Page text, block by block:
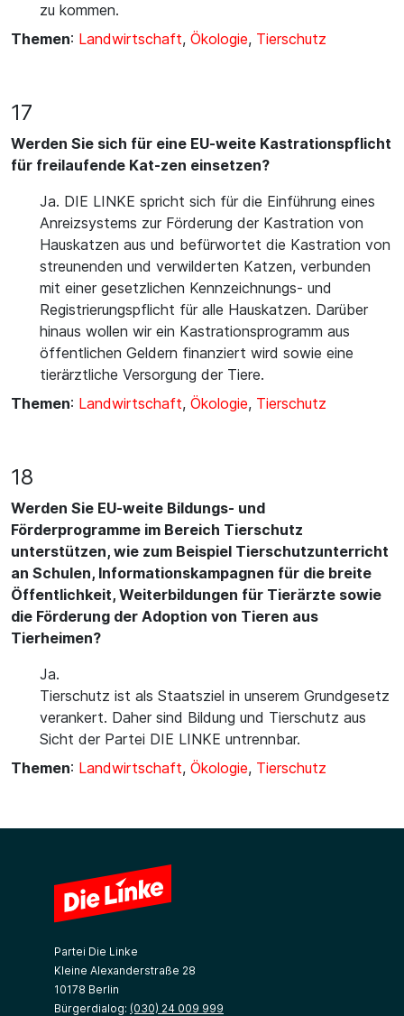
zu kommen.
Themen: Landwirtschaft, Ökologie, Tierschutz
17
Werden Sie sich für eine EU-weite Kastrationspflicht
für freilaufende Kat-zen einsetzen?
Ja. DIE LINKE spricht sich für die Einführung eines
Anreizsystems zur Förderung der Kastration von
Hauskatzen aus und befürwortet die Kastration von
streunenden und verwilderten Katzen, verbunden
mit einer gesetzlichen Kennzeichnungs- und
Registrierungspflicht für alle Hauskatzen. Darüber
hinaus wollen wir ein Kastrationsprogramm aus
öffentlichen Geldern finanziert wird sowie eine
tierärztliche Versorgung der Tiere.
Themen: Landwirtschaft, Ökologie, Tierschutz
18
Werden Sie EU-weite Bildungs- und
Förderprogramme im Bereich Tierschutz
unterstützen, wie zum Beispiel Tierschutzunterricht
an Schulen, Informationskampagnen für die breite
Öffentlichkeit, Weiterbildungen für Tierärzte sowie
die Förderung der Adoption von Tieren aus
Tierheimen?
Ja.
Tierschutz ist als Staatsziel in unserem Grundgesetz
verankert. Daher sind Bildung und Tierschutz aus
Sicht der Partei DIE LINKE untrennbar.
Themen: Landwirtschaft, Ökologie, Tierschutz
Partei Die Linke
Kleine Alexanderstraße 28
10178 Berlin
Bürgerdialog: (030) 24 009 999